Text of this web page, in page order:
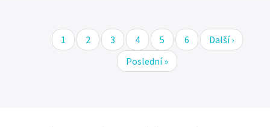
Pagination
Stránka
1 Stránka
2 Stránka
3 Stránka
4 Stránka
5 Stránka
6
Následující
stránka
Další ›
Poslední
stránka
Poslední »